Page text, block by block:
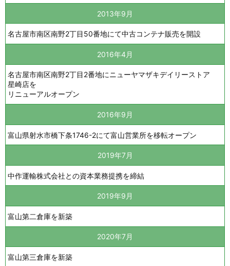
2013年9月
名古屋市南区南野2丁目50番地にて中古コンテナ販売を開設
2016年4月
名古屋市南区南野2丁目2番地にニューヤマザキデイリーストア
星崎店を
リニューアルオープン
2016年9月
富山県射水市橋下条1746-2にて富山営業所を移転オープン
2019年7月
中作運輸株式会社との資本業務提携を締結
2019年9月
富山第二倉庫を新築
2020年7月
富山第三倉庫を新築